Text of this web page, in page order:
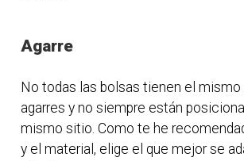
Agarre
No todas las bolsas tienen el mismo
agarres y no siempre están
mismo sitio. Como te he
y el material, elige el que mejor se